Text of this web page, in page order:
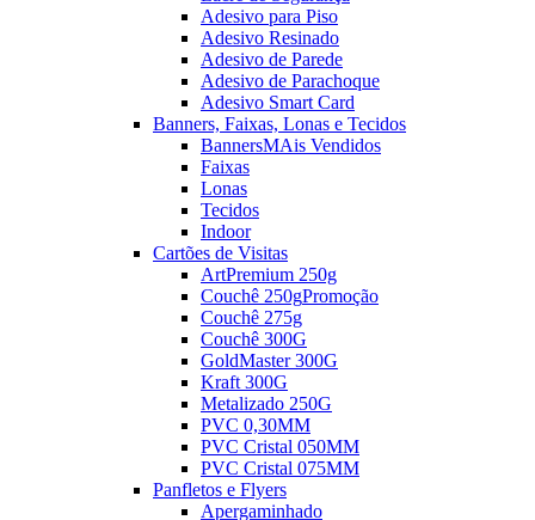
Adesivo para Piso
Adesivo Resinado
Adesivo de Parede
Adesivo de Parachoque
Adesivo Smart Card
Banners, Faixas, Lonas e Tecidos
BannersMAis Vendidos
Faixas
Lonas
Tecidos
Indoor
Cartões de Visitas
ArtPremium 250g
Couchê 250gPromoção
Couchê 275g
Couchê 300G
GoldMaster 300G
Kraft 300G
Metalizado 250G
PVC 0,30MM
PVC Cristal 050MM
PVC Cristal 075MM
Panfletos e Flyers
Apergaminhado